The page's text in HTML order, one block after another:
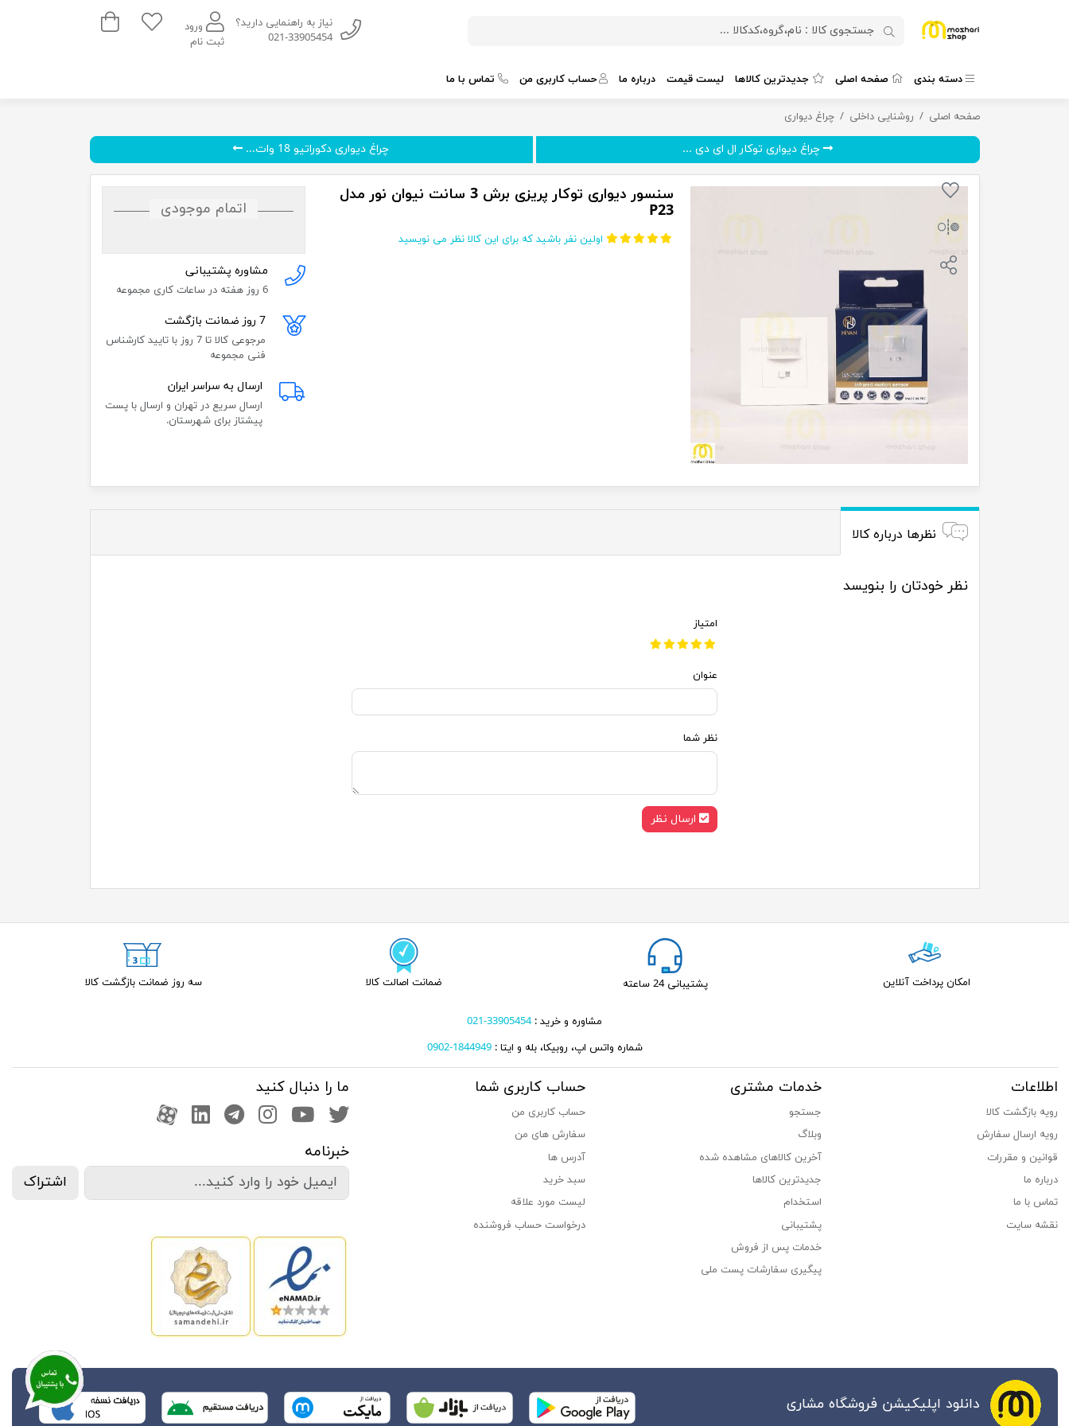
نیاز به راهنمایی دارید؟
021-33905454
ورود
ثبت نام
سبد خرید
دسته بندی صفحه اصلی جدیدترین کالاها لیست قیمت درباره ما حساب کاربری من تماس با ما
صفحه اصلی روشنایی داخلی چراغ دیواریسنسور دیواری توکار پریزی برش 3 سانت نیوان نور مدل P23
چراغ دیواری توکار ال ای دی ... چراغ دیواری دکوراتیو 18 وات...
سنسور دیواری توکار پریزی برش 3 سانت نیوان نور مدل
P23
اولین نفر باشید که برای این کالا نظر می نویسید
اتمام موجودی
مشاوره پشتیبانی
6 روز هفته در ساعات کاری مجموعه
7 روز ضمانت بازگشت
مرجوعی کالا تا 7 روز با تایید کارشناس
فنی مجموعه
ارسال به سراسر ایران
ارسال سریع در تهران و ارسال با پست
پیشتاز برای شهرستان.
نظرها درباره کالا
نظر خودتان را بنویسد
امتیاز
عنوان
نظر شما
ارسال نظر
امکان پرداخت آنلاین پشتیبانی 24 ساعته ضمانت اصالت کالا سه روز ضمانت بازگشت کالا
مشاوره و خرید :33905454-021
شماره واتس اپ، روبیکا، بله و ایتا : 1844949-0902
اطلاعات
رویه بازگشت کالا
رویه ارسال سفارش
قوانین و مقررات
درباره ما
تماس با ما
نقشه سایت
خدمات مشتری
جستجو
وبلاگ
آخرین کالاهای مشاهده شده
جدیدترین کالاها
استخدام
پشتیبانی
خدمات پس از فروش
پیگیری سفارشات پست ملی
حساب کاربری شما
حساب کاربری من
سفارش های من‎
آدرس ها
سبد خرید
لیست مورد علاقه
درخواست حساب فروشنده
ما را دنبال کنید
صفحه تویتر
کانال یوتوب
اینستاگرام
کانال تلگرام
کانال لینکدین
آپارات
خبرنامه
اشتراک
دانلود اپلیکیشن فروشگاه مشاری